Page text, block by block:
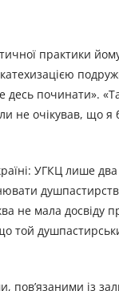
практики
десь починати».
не очікував, що я
УГКЦ лише два
не мала досвіду
той
пов’язаними із